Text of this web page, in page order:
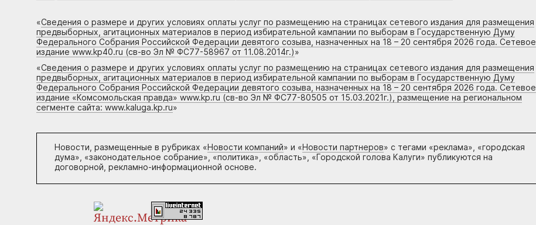
«Сведения о размере и других условиях оплаты услуг по размещению на страницах сетевого издания для размещения
предвыборных, агитационных материалов в период избирательной кампании по выборам в Государственную Думу
Федерального Собрания Российской Федерации девятого созыва, назначенных на 18 – 20 сентября 2026 года. Сетевое
издание www.kp40.ru (св-во Эл № ФС77-58967 от 11.08.2014г.)»
«Сведения о размере и других условиях оплаты услуг по размещению на страницах сетевого издания для размещения
предвыборных, агитационных материалов в период избирательной кампании по выборам в Государственную Думу
Федерального Собрания Российской Федерации девятого созыва, назначенных на 18 – 20 сентября 2026 года. Сетевое
издание «Комсомольская правда» www.kp.ru (св-во Эл № ФС77-80505 от 15.03.2021г.), размещение на региональном
сегменте сайта: www.kaluga.kp.ru»
Новости, размещенные в рубриках «Новости компаний» и «Новости партнеров» с тегами «реклама», «городская
дума», «законодательное собрание», «политика», «область», «Городской голова Калуги» публикуются на
договорной, рекламно-информационной основе.